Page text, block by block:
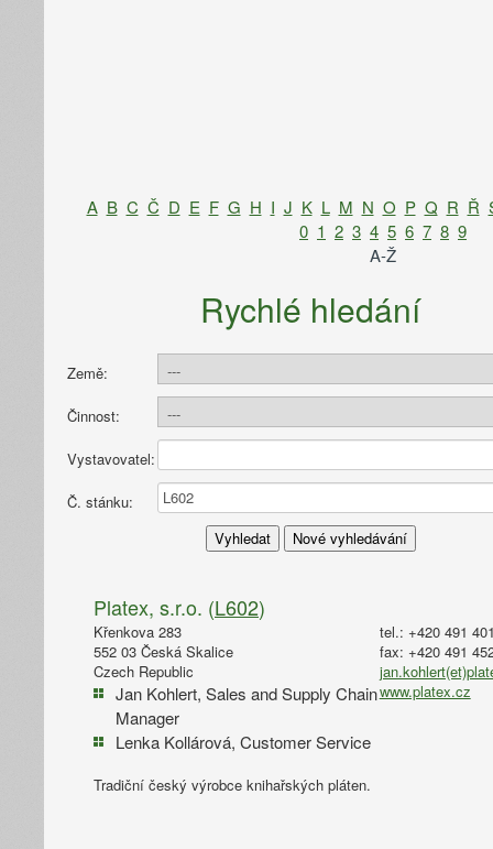
A B C Č D E F G H I J K L M N O P Q R Ř
0 1 2 3 4 5 6 7 8 9
A-Ž
Rychlé hledání
Země:
Činnost:
Vystavovatel:
Č. stánku:
Platex, s.r.o. (L602)
Křenkova 283
552 03 Česká Skalice
Czech Republic
Jan Kohlert, Sales and Supply Chain
Manager
Lenka Kollárová, Customer Service
tel.: +420 491
fax: +420 491
www.platex.cz
Tradiční český výrobce knihařských pláten.